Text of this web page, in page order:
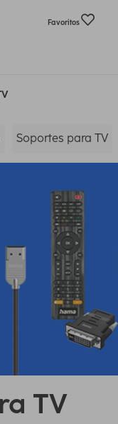
Favoritos
Soportes para TV
TV